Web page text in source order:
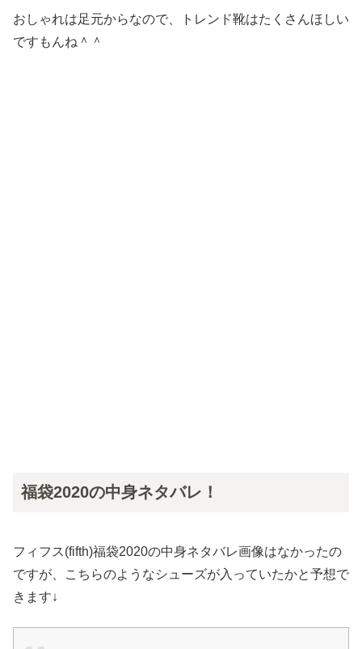
おしゃれは足元からなので、トレンド靴はたくさんほしい
ですもんね＾＾
福袋2020の中身ネタバレ！
フィフス(fifth)福袋2020の中身ネタバレ画像はなかったの
ですが、こちらのようなシューズが入っていたかと予想で
きます↓